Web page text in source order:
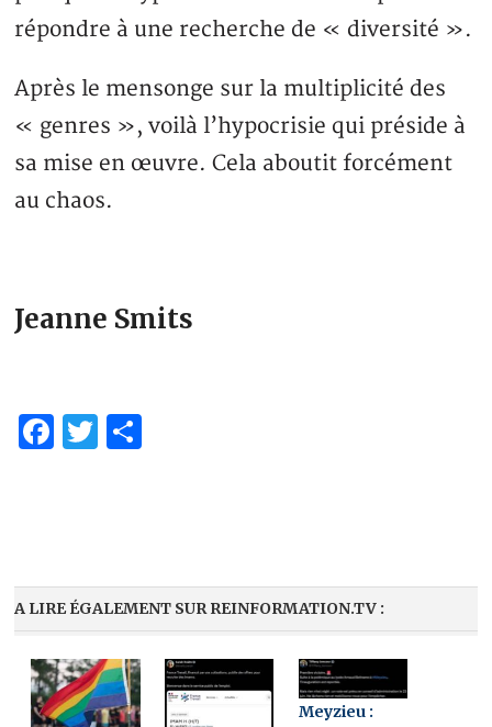
répondre à une recherche de « diversité ».
Après le mensonge sur la multiplicité des
« genres », voilà l’hypocrisie qui préside à
sa mise en œuvre. Cela aboutit forcément
au chaos.
Jeanne Smits
Facebook
Twitter
A LIRE ÉGALEMENT SUR REINFORMATION.TV :
Meyzieu :